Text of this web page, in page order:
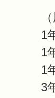
1
1
1
3